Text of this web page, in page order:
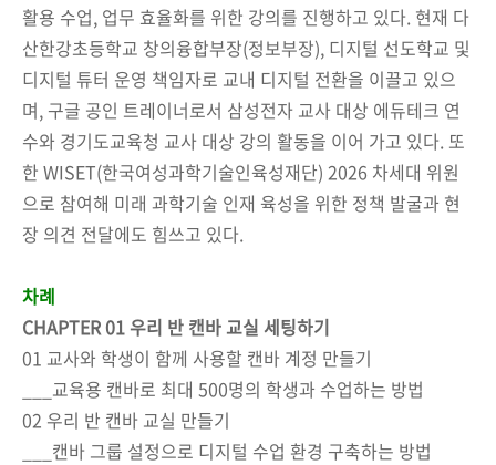
활용 수업, 업무 효율화를 위한 강의를 진행하고 있다. 현재 다
산한강초등학교 창의융합부장(정보부장), 디지털 선도학교 및
디지털 튜터 운영 책임자로 교내 디지털 전환을 이끌고 있으
며, 구글 공인 트레이너로서 삼성전자 교사 대상 에듀테크 연
수와 경기도교육청 교사 대상 강의 활동을 이어 가고 있다. 또
한 WISET(한국여성과학기술인육성재단) 2026 차세대 위원
으로 참여해 미래 과학기술 인재 육성을 위한 정책 발굴과 현
장 의견 전달에도 힘쓰고 있다.
차례
CHAPTER 01 우리 반 캔바 교실 세팅하기
01 교사와 학생이 함께 사용할 캔바 계정 만들기
___교육용 캔바로 최대 500명의 학생과 수업하는 방법
02 우리 반 캔바 교실 만들기
___캔바 그룹 설정으로 디지털 수업 환경 구축하는 방법